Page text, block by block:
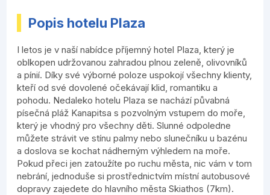
Popis hotelu Plaza
I letos je v naší nabídce příjemný hotel Plaza, který je
oblkopen udržovanou zahradou plnou zeleně, olivovníků
a pínií. Díky své výborné poloze uspokojí všechny klienty,
kteří od své dovolené očekávají klid, romantiku a
pohodu. Nedaleko hotelu Plaza se nachází půvabná
písečná pláž Kanapitsa s pozvolným vstupem do moře,
který je vhodný pro všechny děti. Slunné odpoledne
můžete strávit ve stínu palmy nebo slunečníku u bazénu
a doslova se kochat nádherným výhledem na moře.
Pokud přeci jen zatoužíte po ruchu města, nic vám v tom
nebrání, jednoduše si prostřednictvím místní autobusové
dopravy zajedete do hlavního města Skiathos (7km).